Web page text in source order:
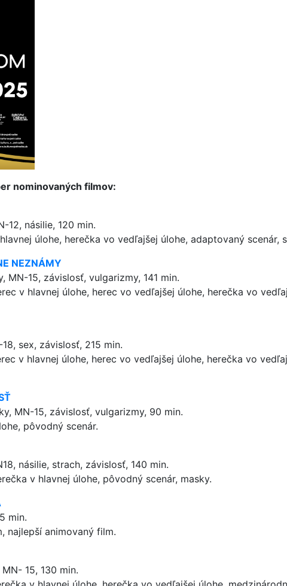
nominovaných filmov:
12, násilie, 120 min.
úlohe, herečka vo vedľajšej úlohe, adaptovaný scenár,
NEZNÁMY
MN-15, závislosť, vulgarizmy, 141 min.
v hlavnej úlohe, herec vo vedľajšej úlohe, herečka vo
sex, závislosť, 215 min.
v hlavnej úlohe, herec vo vedľajšej úlohe, herečka vo
MN-15, závislosť, vulgarizmy, 90 min.
pôvodný scenár.
násilie, strach, závislosť, 140 min.
v hlavnej úlohe, pôvodný scenár, masky.
min.
najlepší animovaný film.
15, 130 min.